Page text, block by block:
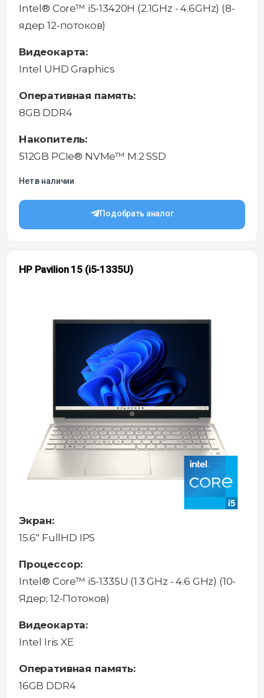
Intel® Core™ i5-13420H (2.1GHz - 4.6GHz) (8-
ядер 12-потоков)
Видеокарта:
Intel UHD Graphics
Оперативная память:
8GB DDR4
Накопитель:
512GB PCIe® NVMe™ M.2 SSD
Нет в наличии
Подобрать аналог
HP Pavilion 15 (i5-1335U)
Экран:
15.6" FullHD IPS
Процессор:
Intel® Core™ i5-1335U (1.3 GHz - 4.6 GHz) (10-
Ядeр; 12-Потоков)
Видеокарта:
Intel Iris XE
Оперативная память:
16GB DDR4